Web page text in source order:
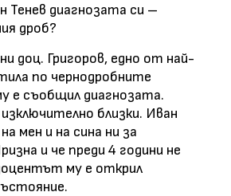
Тенев диагнозата си –
дроб?
доц. Григоров, едно от най-
по чернодробните
е съобщил диагнозата.
близки. Иван
мен и на сина ни за
и че преди 4 години не
му е открил